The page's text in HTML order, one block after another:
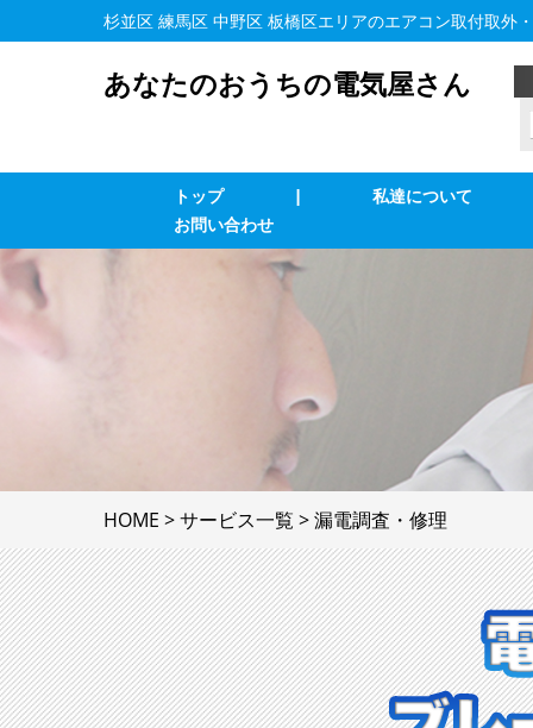
杉並区 練馬区 中野区 板橋区エリアのエアコン取付取外
あなたのおうちの電気屋さん
トップ | 私達について
業務用エアコン交換・取付・修理
インターホン修理・取付
ブレーカー修理・取付
LAN、電気配線工事
お問い合わせ
HOME >サービス一覧 >漏電調査・修理